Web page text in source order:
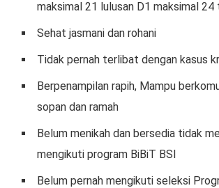
maksimal 21 lulusan D1 maksimal 24
Sehat jasmani dan rohani
Tidak pernah terlibat dengan kasus
Berpenampilan rapih, Mampu
sopan dan ramah
Belum menikah dan bersedia tidak
mengikuti program BiBiT BSI
Belum pernah mengikuti seleksi